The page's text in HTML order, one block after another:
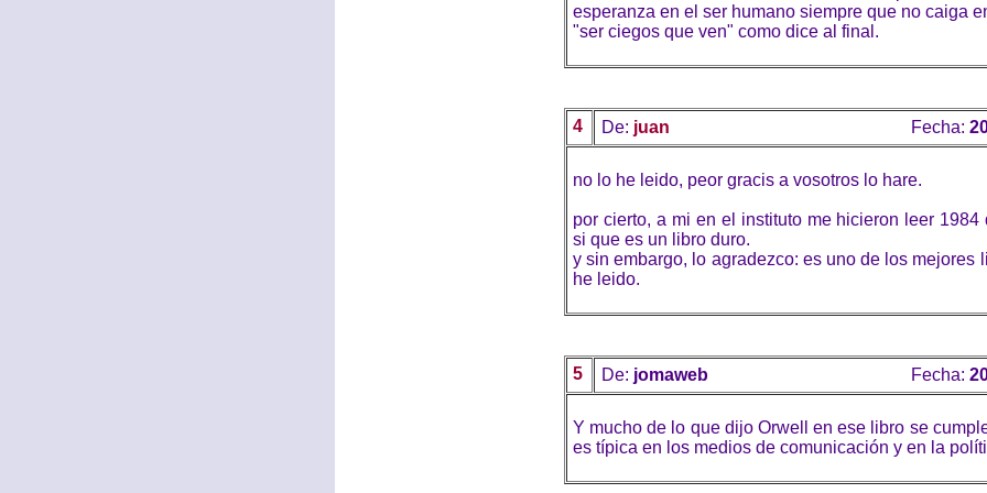
esperanza en el ser humano siempre que no caiga
"ser ciegos que ven" como dice al final.
4 De: juan Fecha:
no lo he leido, peor gracis a vosotros lo hare.
por cierto, a mi en el instituto me hicieron leer 1984
si que es un libro duro.
y sin embargo, lo agradezco: es uno de los mejores
he leido.
5 De: jomaweb Fecha:
Y mucho de lo que dijo Orwell en ese libro se
es típica en los medios de comunicación y en la